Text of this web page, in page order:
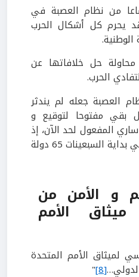
من نظام العصبة في
يحرم كل أشكال الحرب
حل خلافاتها عن
الحرب.
العصبة جعله لم يندثر
بقي مفتوحا لتوقيع و
المفعول لحد الآن، إذ
السبعينات 65 دولة
و الأمن من
الأمم
لميثاق الأمم المتحدة
[8]
"